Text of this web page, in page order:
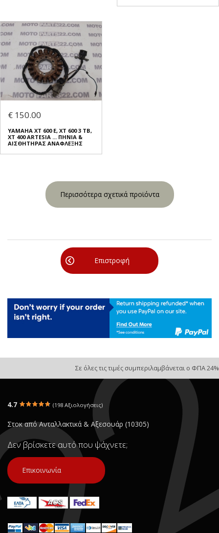
€ 150.00
YAMAHA XT 600 E, XT 600 3 TB,
XT 400 ARTESIA ... ΠΗΝΙΑ &
ΑΙΣΘΗΤΗΡΑΣ ΑΝΑΦΛΕΞΗΣ
Περισσότερα σχετικά προϊόντα
Επιστροφή
Σε όλες τις τιμές συμπεριλαμβάνεται ο ΦΠΑ 24%
4.7 (198 Αξιολογήσεις)
Στοκ από Ανταλλακτικά & Αξεσουάρ (10305)
Δεν βρίσκετε αυτό που ψάχνετε;
Επικοινωνία